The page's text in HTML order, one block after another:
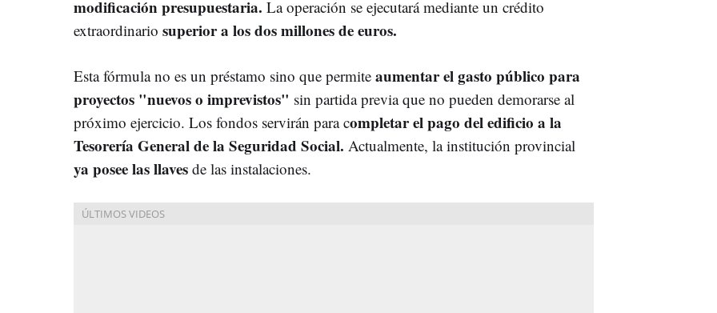
modificación presupuestaria. La operación se ejecutará mediante un crédito
extraordinario superior a los dos millones de euros.
Esta fórmula no es un préstamo sino que permite aumentar el gasto público para
proyectos "nuevos o imprevistos" sin partida previa que no pueden demorarse al
próximo ejercicio. Los fondos servirán para completar el pago del edificio a la
Tesorería General de la Seguridad Social. Actualmente, la institución provincial
ya posee las llaves de las instalaciones.